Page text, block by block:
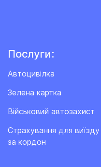
Послуги:
Автоцивілка
Зелена картка
Військовий автозахист
Cтрахування для виїзду
за кордон